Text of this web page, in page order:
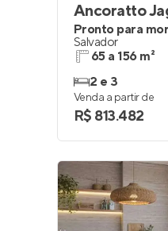
Ancoratto
Pronto para
Salvador
65 a 156 m²
2 e 3
Venda a partir de
R$ 813.482